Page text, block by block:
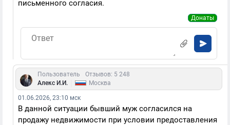
письменного согласия.
Донаты
Пользователь
Отзывов: 5 248
Алекс И.И.
Москва
01.06.2026, 23:10 мск
В данной ситуации бывший муж согласился на
продажу недвижимости при условии предоставления